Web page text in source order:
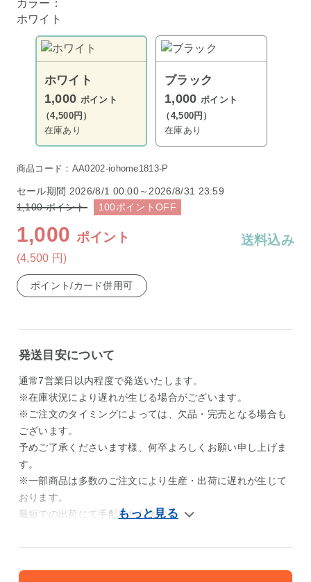
カラー：
ホワイト
ホワイト
1,000 ポイント
（4,500円）
在庫あり
ブラック
1,000 ポイント
（4,500円）
在庫あり
商品コード：AA0202-iohome1813-P
セール期間 2026/8/1 00:00～2026/8/31 23:59
1,100ポイント 100ポイントOFF
1,000 ポイント
(4,500 円)
送料込み
ポイント/カード併用可
発送目安について
通常7営業日以内程度で発送いたします。
※在庫状況により遅れが生じる場合がございます。
※ご注文のタイミングによっては、欠品・完売となる場合も
ございます。
予めご了承くださいます様、何卒よろしくお願い申し上げま
す。
※一部商品は多数のご注文により生産・出荷に遅れが生じて
おります。
最短での出荷にて手配いたします。